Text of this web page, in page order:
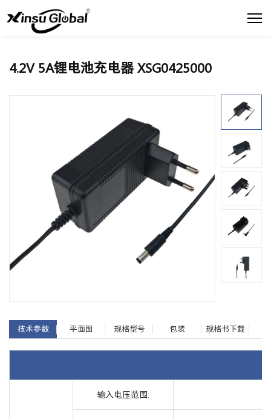
4.2V 5A锂电池充电器 XSG0425000
技术参数 平面图 规格型号 包装 规格书下载
输入电压范围: